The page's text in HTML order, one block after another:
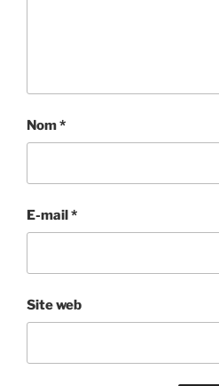
Nom*
E-mail*
Site web